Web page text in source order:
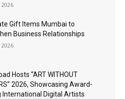
Gift Items Mumbai to
Business Relationships
Hosts “ART WITHOUT
2026, Showcasing Award-
International Digital Artists